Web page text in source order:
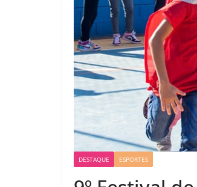
DESTAQUE ESPORTES